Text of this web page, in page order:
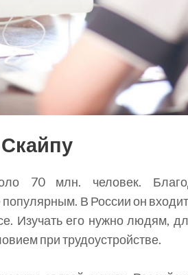
70 млн. человек.
В России он
Изучать его нужно людям,
при трудоустройстве.